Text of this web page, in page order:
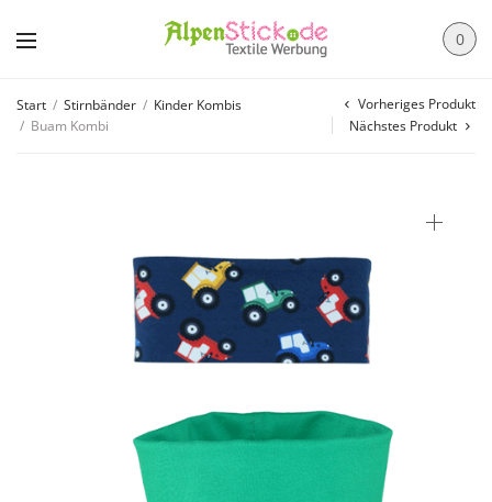
0
Start / Stirnbänder / Kinder Kombis
/ Buam Kombi
Vorheriges Produkt
Nächstes Produkt